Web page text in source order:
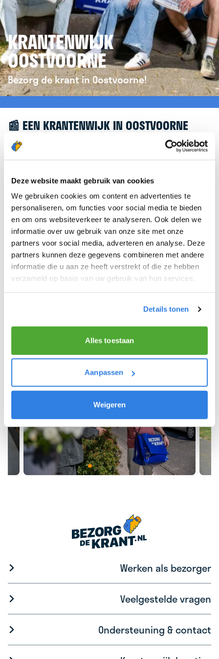
Deze website maakt gebruik van cookies
We gebruiken cookies om content en advertenties te
personaliseren, om functies voor social media te bieden
en om ons websiteverkeer te analyseren. Ook delen we
informatie over uw gebruik van onze site met onze
partners voor social media, adverteren en analyse. Deze
partners kunnen deze gegevens combineren met andere
informatie die u aan ze heeft verstrekt of die ze hebben
verzameld op basis van uw gebruik van hun services.
Details tonen
Alles toestaan
Aanpassen
Weigeren
KRANTENWIJK
OOSTVOORNE
Bezorg de krant in Oostvoorne!
📰 EEN KRANTENWIJK IN OOSTVOORNE
Leuk dat je geïnteresseerd bent in een
krantenwijk in Oostvoorne! Om je verder te helpen,
krantenbezorgen.nl. Daar kun je je eenvoudig
aanmelden om de krant te bezorgen in
Oostvoorne.
We hopen dat je snel aan de slag kunt en wensen
je veel succes! 🚴‍♂️💨
Werken als bezorger
Veelgestelde vragen
Ondersteuning & contact